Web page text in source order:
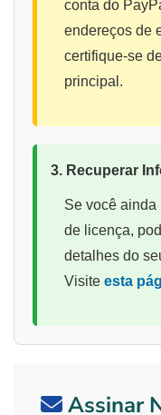
conta do
endereços de
certifique-se
principal.
3. Recuperar
Se você ainda
de licença,
detalhes do
Visite esta
Assinar